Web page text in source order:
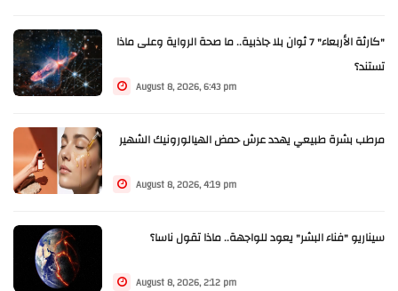
"كارثة الأربعاء" 7 ثوان بلا جاذبية.. ما صحة الرواية وعلى ماذا
تستند؟
August 8, 2026, 6:43 pm
مرطب بشرة طبيعي يهدد عرش حمض الهيالورونيك الشهير
August 8, 2026, 4:19 pm
سيناريو "فناء البشر" يعود للواجهة.. ماذا تقول ناسا؟
August 8, 2026, 2:12 pm